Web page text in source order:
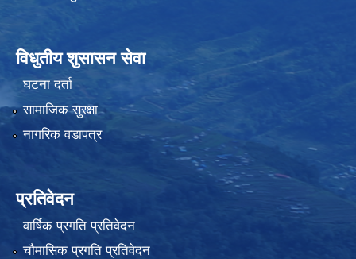
विधुतीय शुसासन सेवा
घटना दर्ता
सामाजिक सुरक्षा
नागरिक वडापत्र
प्रतिवेदन
वार्षिक प्रगति प्रतिवेदन
चौमासिक प्रगति प्रतिवेदन